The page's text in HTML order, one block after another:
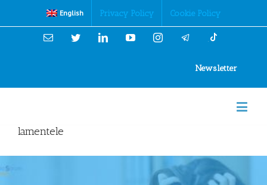
English Privacy Policy Cookie Policy
Email TwitterLinkedinYouTubeInstagram
Newsletter
lamentele
Cookies Policy